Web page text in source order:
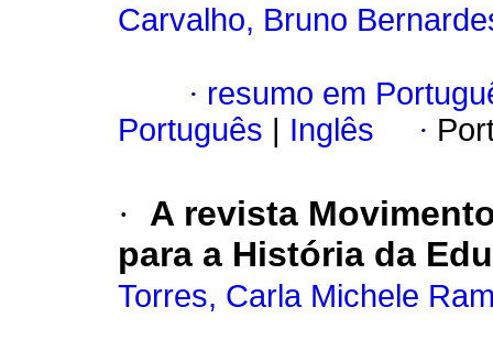
Carvalho, Bruno
· resumo em
Português
Inglês ·
·
A revista
para a História da
Torres, Carla Michele